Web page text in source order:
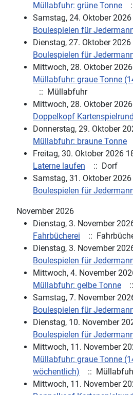
Müllabfuhr: grüne Tonne
Samstag, 24. Oktober
Boulespielen für
Dienstag, 27. Oktober
Boulespielen für
Mittwoch, 28. Oktober 2026
Müllabfuhr: graue Tonne
:: Müllabfuhr
Mittwoch, 28. Oktober
Doppelkopf
Donnerstag, 29. Oktober
Müllabfuhr: braune Tonne
Freitag, 30. Oktober 2026
Laterne laufen
:: Dorf
Samstag, 31. Oktober
Boulespielen für
November 2026
Dienstag, 3. November
Fahrbücherei
::
Dienstag, 3. November
Boulespielen für
Mittwoch, 4. November
Müllabfuhr: gelbe Tonne
Samstag, 7. November
Boulespielen für
Dienstag, 10. November
Boulespielen für
Mittwoch, 11. November
Müllabfuhr: graue Tonne
wöchentlich)
::
Mittwoch, 11. November